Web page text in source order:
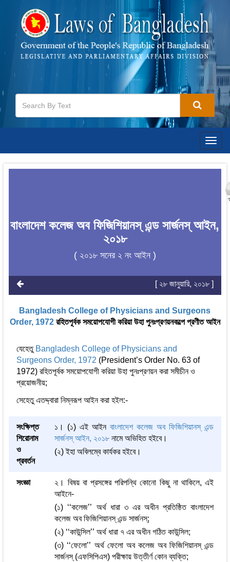
বাংলাদেশ কলেজ অব ফিজিশিয়ানস্ এন্ড সার্জনস্ আইন,
২০১৮
( ২০১৮ সনের ২ নং আইন )
[ ২৮ জানুয়ারি, ২০১৮ ]
Bangladesh College of Physicians and Surgeons
Order, 1972 রহিতপূর্বক সময়োপযোগী করিয়া উহা পুনঃপ্রণয়নকল্পে প্রণীত আইন
যেহেতু Bangladesh College of Physicians and
Surgeons Order, 1972 (President’s Order No. 63 of
1972) রহিতপূর্বক সময়োপযোগী করিয়া উহা পুনঃপ্রণয়ন করা সমীচীন ও
প্রয়োজনীয়;
সেহেতু এতদ্দ্বারা নিম্নরূপ আইন করা হইল:-
সংক্ষিপ্ত
শিরোনাম
ও
প্রবর্তন
১। (১) এই আইনবাংলাদেশ কলেজ অব ফিজিশিয়ানস্ এন্ড
সার্জনস্ আইন, ২০১৮নামে অভিহিত হইবে।
(২) ইহা অবিলম্বে কার্যকর হইবে।
সংজ্ঞা
২। বিষয় বা প্রসঙ্গের পরিপন্থি কোনো কিছু না থাকিলে, এই
আইনে-
(১) ‘‘কলেজ’’ অর্থ ধারা ৩ এর অধীন প্রতিষ্ঠিত বাংলাদেশ
কলেজ অব ফিজিশিয়ানস্ এন্ড সার্জনস্;
(২) ‘‘কাউন্সিল’’ অর্থ ধারা ৭ এর অধীন গঠিত কাউন্সিল;
(৩) ‘‘ফেলো’’ অর্থ ফেলো অব কলেজ অব ফিজিশিয়ানস্ এন্ড
সার্জনস্ (এফসিপিএস) পরীক্ষায় উত্তীর্ণ কোন ব্যক্তি;